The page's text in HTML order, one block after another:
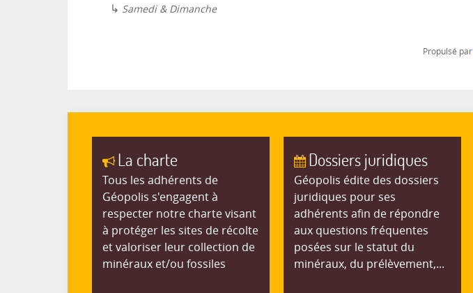
↳ Samedi & Dimanche
Propulsé par
La charte
Tous les adhérents de
Géopolis s'engagent à
respecter notre charte visant
à protéger les sites de récolte
et valoriser leur collection de
minéraux et/ou fossiles
Dossiers juridiques
Géopolis édite des dossiers
juridiques pour ses
adhérents afin de répondre
aux questions fréquentes
posées sur le statut du
minéraux, du prélèvement,...